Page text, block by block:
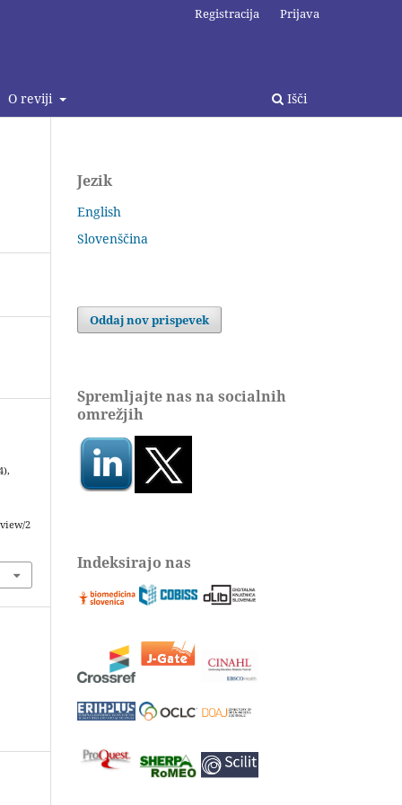
O reviji Išči
Registracija Prijava
2
Jezik
English
Slovenščina
Oddaj nov prispevek
Spremljajte nas na socialnih
omrežjih
Indeksirajo nas